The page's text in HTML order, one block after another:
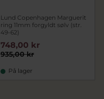
Lund Copenhagen Marguerit
ring 11mm forgyldt sølv (str.
49-62)
935,00 kr
748,00 kr
På lager